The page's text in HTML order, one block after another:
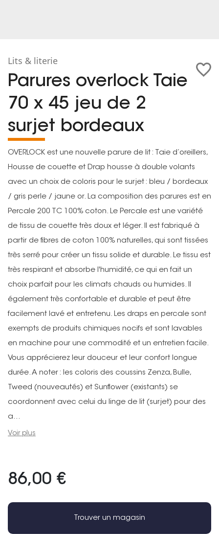
Lits & literie
Parures overlock Taie
70 x 45 jeu de 2
surjet bordeaux
OVERLOCK est une nouvelle parure de lit : Taie d’oreillers,
Housse de couette et Drap housse à double volants
avec un choix de coloris pour le surjet : bleu / bordeaux
/ gris perle / jaune or. La composition des parures est en
Percale 200 TC 100% coton. Le Percale est une variété
de tissu de couette très doux et léger. Il est fabriqué à
partir de fibres de coton 100% naturelles, qui sont tissées
très serré pour créer un tissu solide et durable. Le tissu est
très respirant et absorbe l'humidité, ce qui en fait un
choix parfait pour les climats chauds ou humides. Il
également très confortable et durable et peut être
facilement lavé et entretenu. Les draps en percale sont
exempts de produits chimiques nocifs et sont lavables
en machine pour une commodité et un entretien facile.
Vous apprécierez leur douceur et leur confort longue
durée. A noter : les coloris des coussins Zenza, Bulle,
Tweed (nouveautés) et Sunflower (existants) se
coordonnent avec celui du linge de lit (surjet) pour des
a...
Voir plus
86,00 €
Trouver un magasin